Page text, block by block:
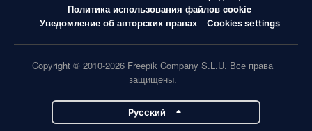
Политика использования файлов cookie
Уведомление об авторских правах
Cookies settings
Copyright © 2010-2026 Freepik Company S.L.U. Все права
защищены.
Pусский